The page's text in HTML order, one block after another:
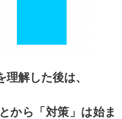
解した後は、
から「対策」は始ま